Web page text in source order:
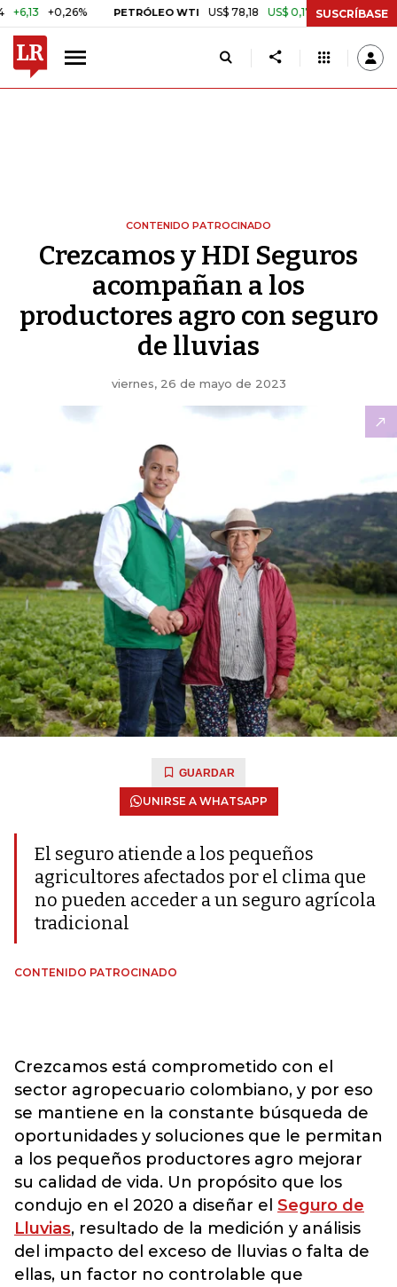
PETRÓLEO WTI US$ 78,18 US$ 0,17 +0,22% CAFÉ
SUSCRÍBASE
CONTENIDO PATROCINADO
Crezcamos y HDI Seguros
acompañan a los
productores agro con seguro
de lluvias
viernes, 26 de mayo de 2023
GUARDAR
UNIRSE A WHATSAPP
El seguro atiende a los pequeños
agricultores afectados por el clima que
no pueden acceder a un seguro agrícola
tradicional
CONTENIDO PATROCINADO
Crezcamos está comprometido con el
sector agropecuario colombiano, y por eso
se mantiene en la constante búsqueda de
oportunidades y soluciones que le permitan
a los pequeños productores agro mejorar
su calidad de vida. Un propósito que los
condujo en el 2020 a diseñar el Seguro de
Lluvias, resultado de la medición y análisis
del impacto del exceso de lluvias o falta de
ellas, un factor no controlable que